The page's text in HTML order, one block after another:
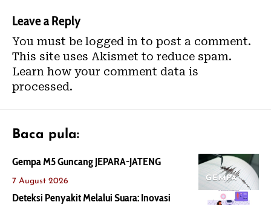
Leave a Reply
You must be logged in to post a comment.
This site uses Akismet to reduce spam.
Learn how your comment data is
processed.
Baca pula:
GEMPA
Gempa M5 Guncang JEPARA-JATENG
7 August 2026
Deteksi Penyakit Melalui Suara: Inovasi